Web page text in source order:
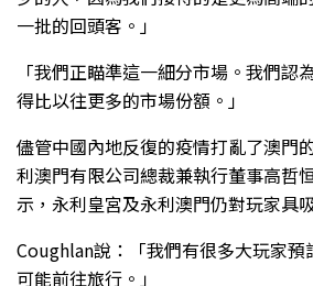
一批的回頭客。」
「我們正瞄準這一細分市場。我們認
得比以往更多的市場份額。」
儘管中國內地反復的疫情打亂了澳門
利澳門有限公司總裁兼執行董事高哲
示，永利皇宮及永利澳門仍對玩家具
Coughlan說：「我們有很多大玩家預
可能前往旅行。」